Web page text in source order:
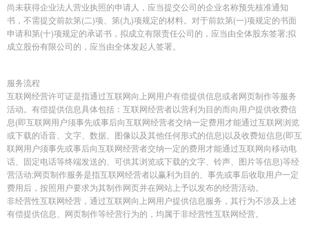
尚未获得企业法人营业执照的申请人，应当提交公司的企业名称预先核准通知
书，不需提交前款第(二)项、第(九)项规定的材料。对于前款第(一)项规定的书面
申请和第(十)项规定的承诺书，拟成立有限责任公司的，应当由全体股东签署;拟
成立股份有限公司的，应当由全体发起人签署。
服务流程
互联网经营许可证是指通过互联网向上网用户有偿提供信息或者网页制作等服务
活动。有偿提供信息具体包括：互联网经营者以营利为目的而向用户提供收费信
息(即互联网用户须事先或事后向互联网经营者交纳一定费用才能通过互联网浏览
或下载的语音、文字、数据、图像以及其他任何形式的信息)以及收费短信息(即互
联网用户须事先或事后向互联网经营者交纳一定的费用才能通过互联网向移动电
话、固定电话等终端发送的、可供其浏览或下载的文字、铃声、图片等信息)等经
营活动;网页制作服务是指互联网经营者以赢利为目的、事先或事后收取用户一定
费用后，按照用户要求为其制作网页并在网站上予以发布的经营活动。
非经营性互联网经营，通过互联网向上网用户提供信息服务，其行为不涉及上述
有偿提供信息、网页制作等经营行为的，均属于非经营性互联网经营。